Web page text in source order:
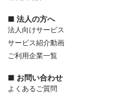
■ 法人の方へ
法人向けサービス
サービス紹介動画
ご利用企業一覧
■ お問い合わせ
よくあるご質問